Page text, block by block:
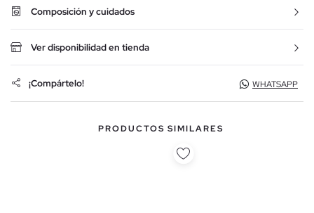
Composición y cuidados
Ver disponibilidad en tienda
¡Compártelo! WHATSAPP
PRODUCTOS SIMILARES